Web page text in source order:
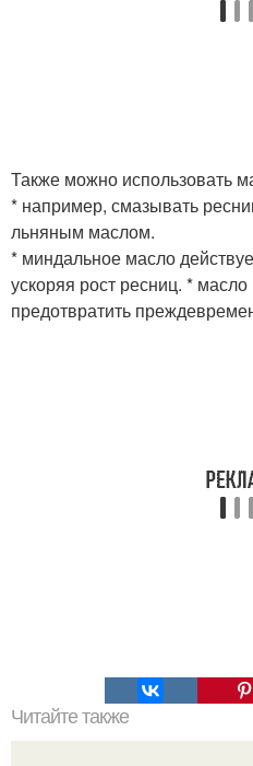
Также можно использовать
* например, смазывать
льняным маслом.
* миндальное масло
ускоряя рост ресниц. *
предотвратить
Читайте также